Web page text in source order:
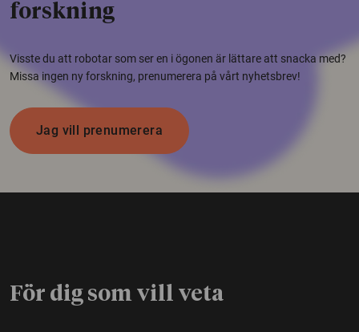
forskning
Visste du att robotar som ser en i ögonen är lättare att snacka med?
Missa ingen ny forskning, prenumerera på vårt nyhetsbrev!
Jag vill prenumerera
För dig som vill veta